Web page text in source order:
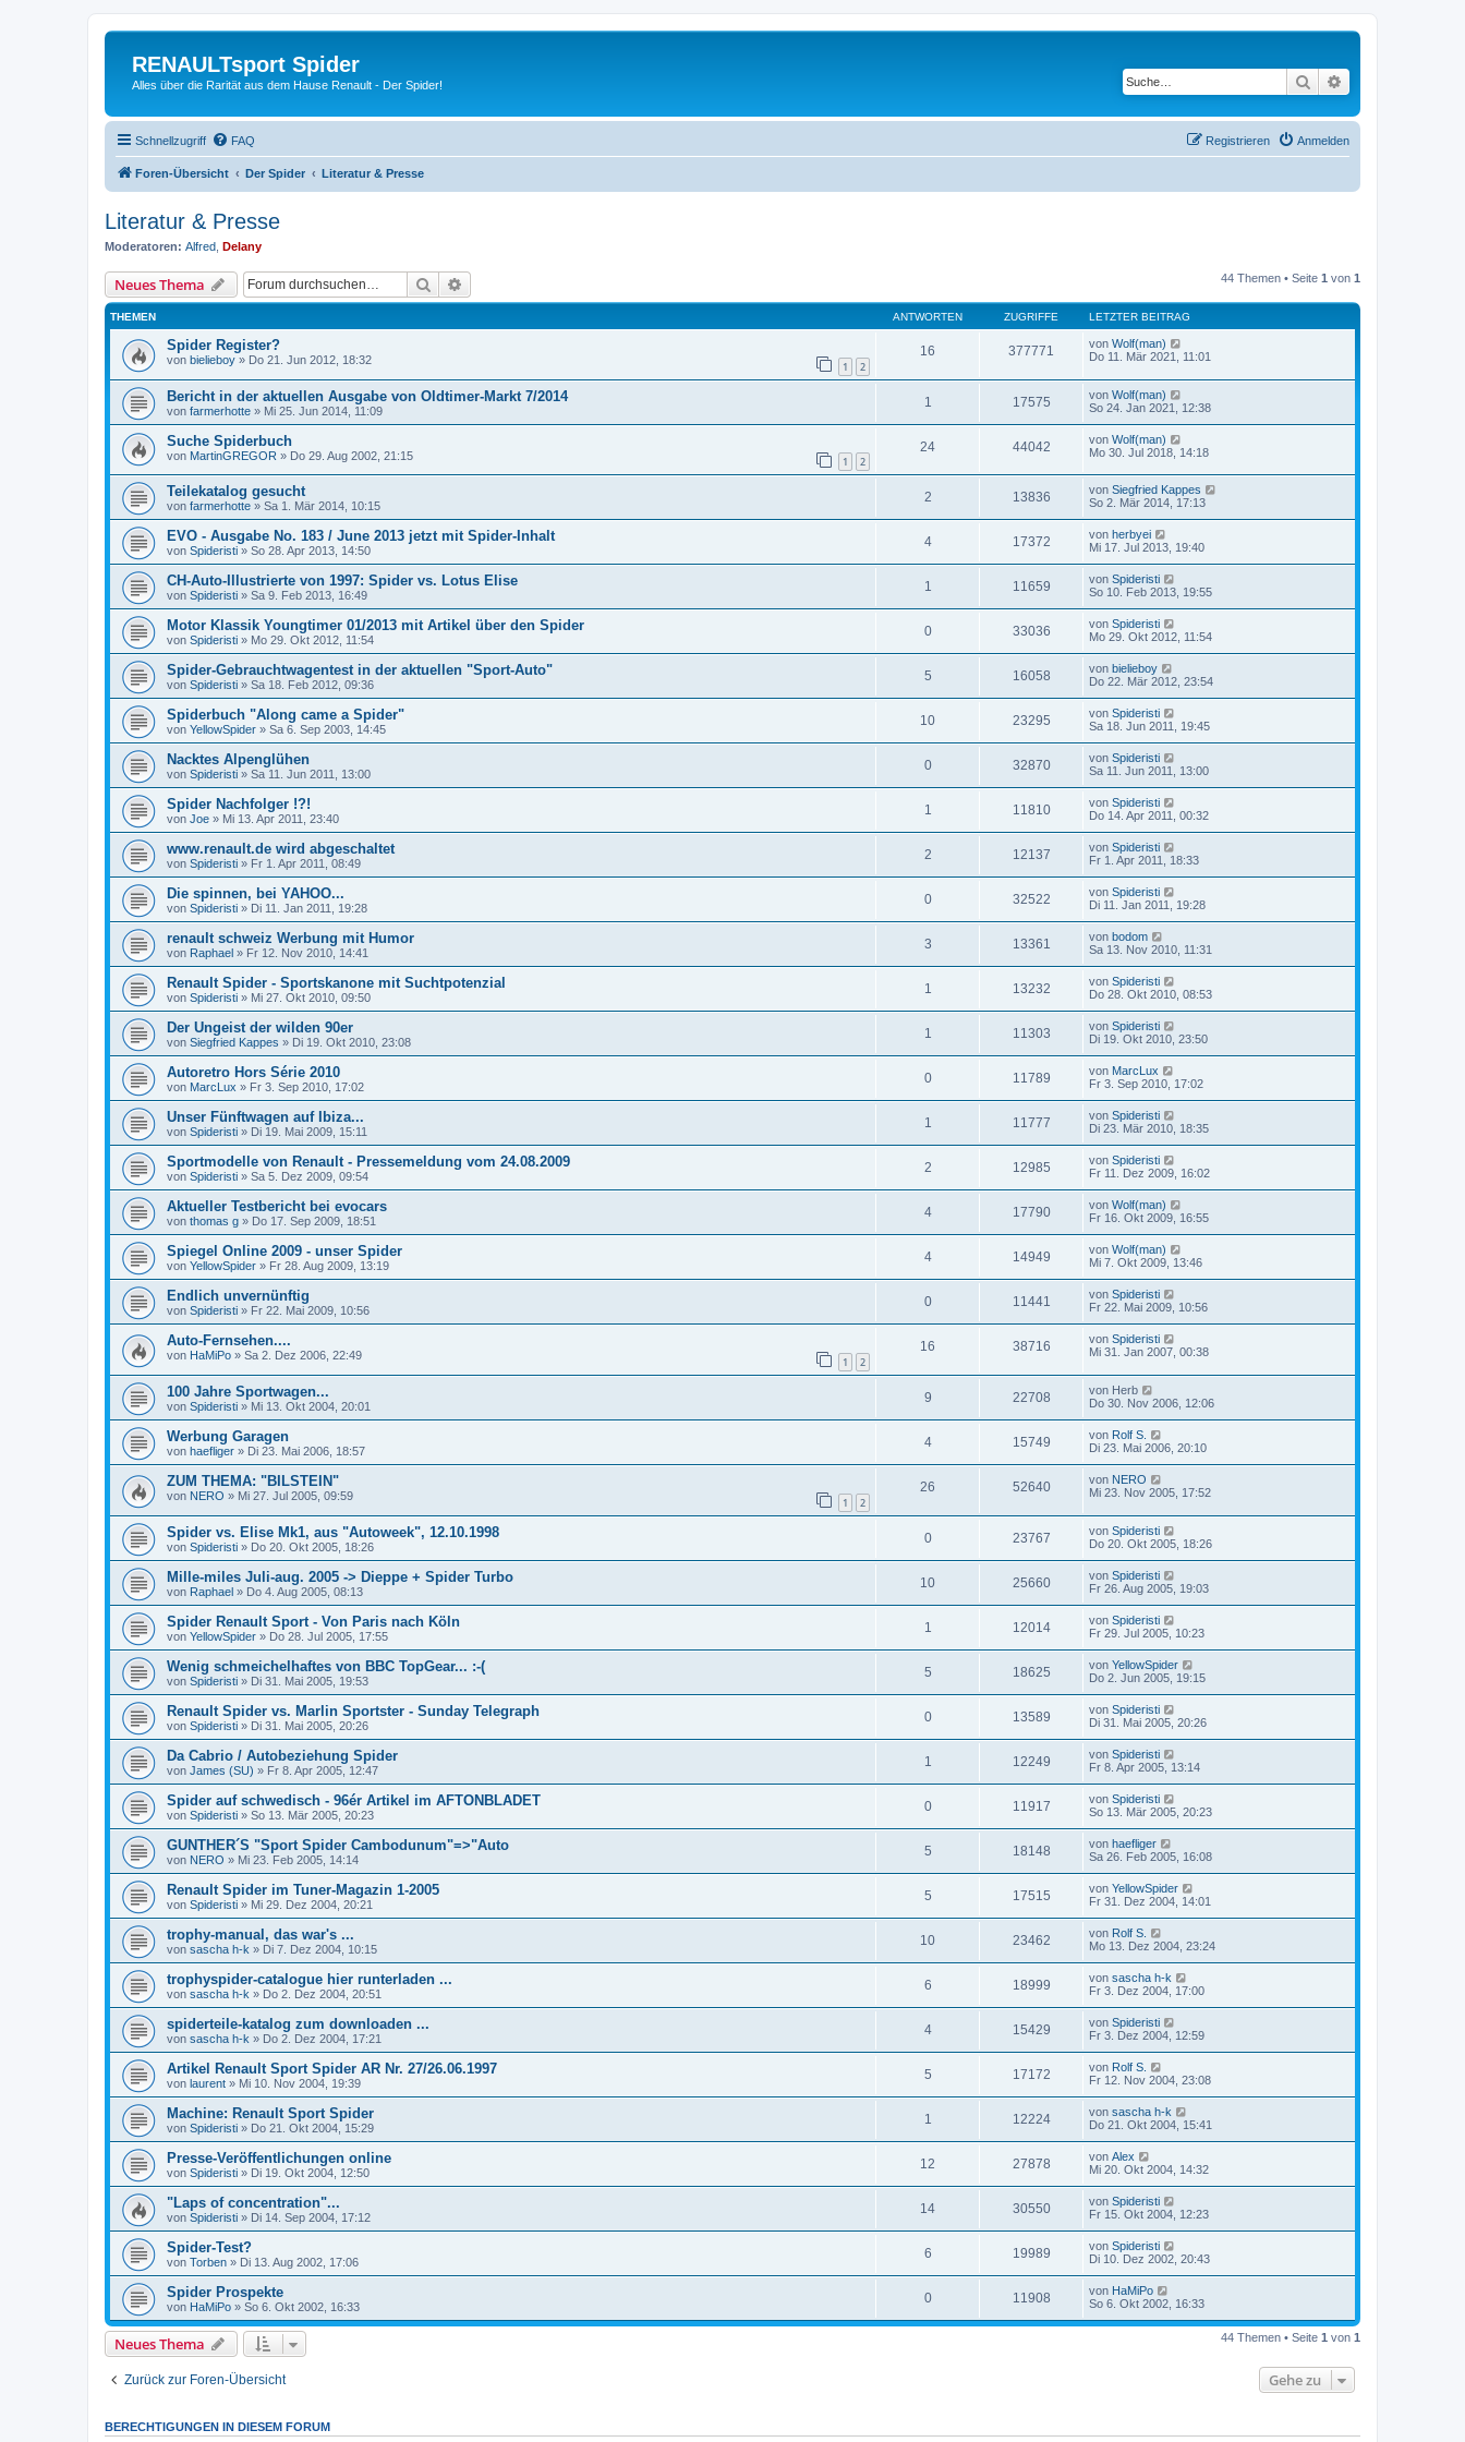
RENAULTsport Spider
Alles über die Rarität aus dem Hause Renault - Der Spider! Suche
Schnellzugriff FAQ Anmelden
Registrieren
Foren-Übersicht Der Spider Literatur & Presse
Literatur & Presse
Moderatoren: Alfred Delany
Neues Thema Suche 44 Themen • Seite 1 von 1
THEMEN ANTWORTEN ZUGRIFFE LETZTER BEITRAG
Spider Register?
von bielieboy » Do 21. Jun 2012, 18:32 1 2
16 377771 von Wolf(man)
Do 11. Mär 2021, 11:01
Bericht in der aktuellen Ausgabe von Oldtimer-Markt 7/2014
von farmerhotte » Mi 25. Jun 2014, 11:09
1 17575 von Wolf(man)
So 24. Jan 2021, 12:38
Suche Spiderbuch
von MartinGREGOR » Do 29. Aug 2002, 21:15 1 2
24 44042 von Wolf(man)
Mo 30. Jul 2018, 14:18
Teilekatalog gesucht
von farmerhotte » Sa 1. Mär 2014, 10:15
2 13836 von Siegfried Kappes
So 2. Mär 2014, 17:13
EVO - Ausgabe No. 183 / June 2013 jetzt mit Spider-Inhalt
von Spideristi » So 28. Apr 2013, 14:50
4 17372 von herbyei
Mi 17. Jul 2013, 19:40
CH-Auto-Illustrierte von 1997: Spider vs. Lotus Elise
von Spideristi » Sa 9. Feb 2013, 16:49
1 11659 von Spideristi
So 10. Feb 2013, 19:55
Motor Klassik Youngtimer 01/2013 mit Artikel über den Spider
von Spideristi » Mo 29. Okt 2012, 11:54
0 33036 von Spideristi
Mo 29. Okt 2012, 11:54
Spider-Gebrauchtwagentest in der aktuellen "Sport-Auto"
von Spideristi » Sa 18. Feb 2012, 09:36
5 16058 von bielieboy
Do 22. Mär 2012, 23:54
Spiderbuch "Along came a Spider"
von YellowSpider » Sa 6. Sep 2003, 14:45
10 23295 von Spideristi
Sa 18. Jun 2011, 19:45
Nacktes Alpenglühen
von Spideristi » Sa 11. Jun 2011, 13:00
0 32870 von Spideristi
Sa 11. Jun 2011, 13:00
Spider Nachfolger !?!
von Joe » Mi 13. Apr 2011, 23:40
1 11810 von Spideristi
Do 14. Apr 2011, 00:32
www.renault.de wird abgeschaltet
von Spideristi » Fr 1. Apr 2011, 08:49
2 12137 von Spideristi
Fr 1. Apr 2011, 18:33
Die spinnen, bei YAHOO...
von Spideristi » Di 11. Jan 2011, 19:28
0 32522 von Spideristi
Di 11. Jan 2011, 19:28
renault schweiz Werbung mit Humor
von Raphael » Fr 12. Nov 2010, 14:41
3 13361 von bodom
Sa 13. Nov 2010, 11:31
Renault Spider - Sportskanone mit Suchtpotenzial
von Spideristi » Mi 27. Okt 2010, 09:50
1 13232 von Spideristi
Do 28. Okt 2010, 08:53
Der Ungeist der wilden 90er
von Siegfried Kappes » Di 19. Okt 2010, 23:08
1 11303 von Spideristi
Di 19. Okt 2010, 23:50
Autoretro Hors Série 2010
von MarcLux » Fr 3. Sep 2010, 17:02
0 11789 von MarcLux
Fr 3. Sep 2010, 17:02
Unser Fünftwagen auf Ibiza...
von Spideristi » Di 19. Mai 2009, 15:11
1 11777 von Spideristi
Di 23. Mär 2010, 18:35
Sportmodelle von Renault - Pressemeldung vom 24.08.2009
von Spideristi » Sa 5. Dez 2009, 09:54
2 12985 von Spideristi
Fr 11. Dez 2009, 16:02
Aktueller Testbericht bei evocars
von thomas g » Do 17. Sep 2009, 18:51
4 17790 von Wolf(man)
Fr 16. Okt 2009, 16:55
Spiegel Online 2009 - unser Spider
von YellowSpider » Fr 28. Aug 2009, 13:19
4 14949 von Wolf(man)
Mi 7. Okt 2009, 13:46
Endlich unvernünftig
von Spideristi » Fr 22. Mai 2009, 10:56
0 11441 von Spideristi
Fr 22. Mai 2009, 10:56
Auto-Fernsehen....
von HaMiPo » Sa 2. Dez 2006, 22:49 1 2
16 38716 von Spideristi
Mi 31. Jan 2007, 00:38
100 Jahre Sportwagen...
von Spideristi » Mi 13. Okt 2004, 20:01
9 22708 von Herb
Do 30. Nov 2006, 12:06
Werbung Garagen
von haefliger » Di 23. Mai 2006, 18:57
4 15749 von Rolf S.
Di 23. Mai 2006, 20:10
ZUM THEMA: "BILSTEIN"
von NERO » Mi 27. Jul 2005, 09:59 1 2
26 52640 von NERO
Mi 23. Nov 2005, 17:52
Spider vs. Elise Mk1, aus "Autoweek", 12.10.1998
von Spideristi » Do 20. Okt 2005, 18:26
0 23767 von Spideristi
Do 20. Okt 2005, 18:26
Mille-miles Juli-aug. 2005 -> Dieppe + Spider Turbo
von Raphael » Do 4. Aug 2005, 08:13
10 25660 von Spideristi
Fr 26. Aug 2005, 19:03
Spider Renault Sport - Von Paris nach Köln
von YellowSpider » Do 28. Jul 2005, 17:55
1 12014 von Spideristi
Fr 29. Jul 2005, 10:23
Wenig schmeichelhaftes von BBC TopGear... :-(
von Spideristi » Di 31. Mai 2005, 19:53
5 18625 von YellowSpider
Do 2. Jun 2005, 19:15
Renault Spider vs. Marlin Sportster - Sunday Telegraph
von Spideristi » Di 31. Mai 2005, 20:26
0 13589 von Spideristi
Di 31. Mai 2005, 20:26
Da Cabrio / Autobeziehung Spider
von James (SU) » Fr 8. Apr 2005, 12:47
1 12249 von Spideristi
Fr 8. Apr 2005, 13:14
Spider auf schwedisch - 96ér Artikel im AFTONBLADET
von Spideristi » So 13. Mär 2005, 20:23
0 11917 von Spideristi
So 13. Mär 2005, 20:23
GUNTHER´S "Sport Spider Cambodunum"=>"Auto
von NERO » Mi 23. Feb 2005, 14:14
5 18148 von haefliger
Sa 26. Feb 2005, 16:08
Renault Spider im Tuner-Magazin 1-2005
von Spideristi » Mi 29. Dez 2004, 20:21
5 17515 von YellowSpider
Fr 31. Dez 2004, 14:01
trophy-manual, das war's ...
von sascha h-k » Di 7. Dez 2004, 10:15
10 23462 von Rolf S.
Mo 13. Dez 2004, 23:24
trophyspider-catalogue hier runterladen ...
von sascha h-k » Do 2. Dez 2004, 20:51
6 18999 von sascha h-k
Fr 3. Dez 2004, 17:00
spiderteile-katalog zum downloaden ...
von sascha h-k » Do 2. Dez 2004, 17:21
4 15429 von Spideristi
Fr 3. Dez 2004, 12:59
Artikel Renault Sport Spider AR Nr. 27/26.06.1997
von laurent » Mi 10. Nov 2004, 19:39
5 17172 von Rolf S.
Fr 12. Nov 2004, 23:08
Machine: Renault Sport Spider
von Spideristi » Do 21. Okt 2004, 15:29
1 12224 von sascha h-k
Do 21. Okt 2004, 15:41
Presse-Veröffentlichungen online
von Spideristi » Di 19. Okt 2004, 12:50
12 27878 von Alex
Mi 20. Okt 2004, 14:32
"Laps of concentration"...
von Spideristi » Di 14. Sep 2004, 17:12
14 30550 von Spideristi
Fr 15. Okt 2004, 12:23
Spider-Test?
von Torben » Di 13. Aug 2002, 17:06
6 19989 von Spideristi
Di 10. Dez 2002, 20:43
Spider Prospekte
von HaMiPo » So 6. Okt 2002, 16:33
0 11908 von HaMiPo
So 6. Okt 2002, 16:33
Neues Thema 44 Themen • Seite 1 von 1
Zurück zur Foren-Übersicht Gehe zu
BERECHTIGUNGEN IN DIESEM FORUM